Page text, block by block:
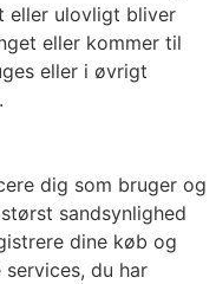
eller ulovligt bliver
eller kommer til
eller i øvrigt
dig som bruger og
sandsynlighed
dine køb og
du har